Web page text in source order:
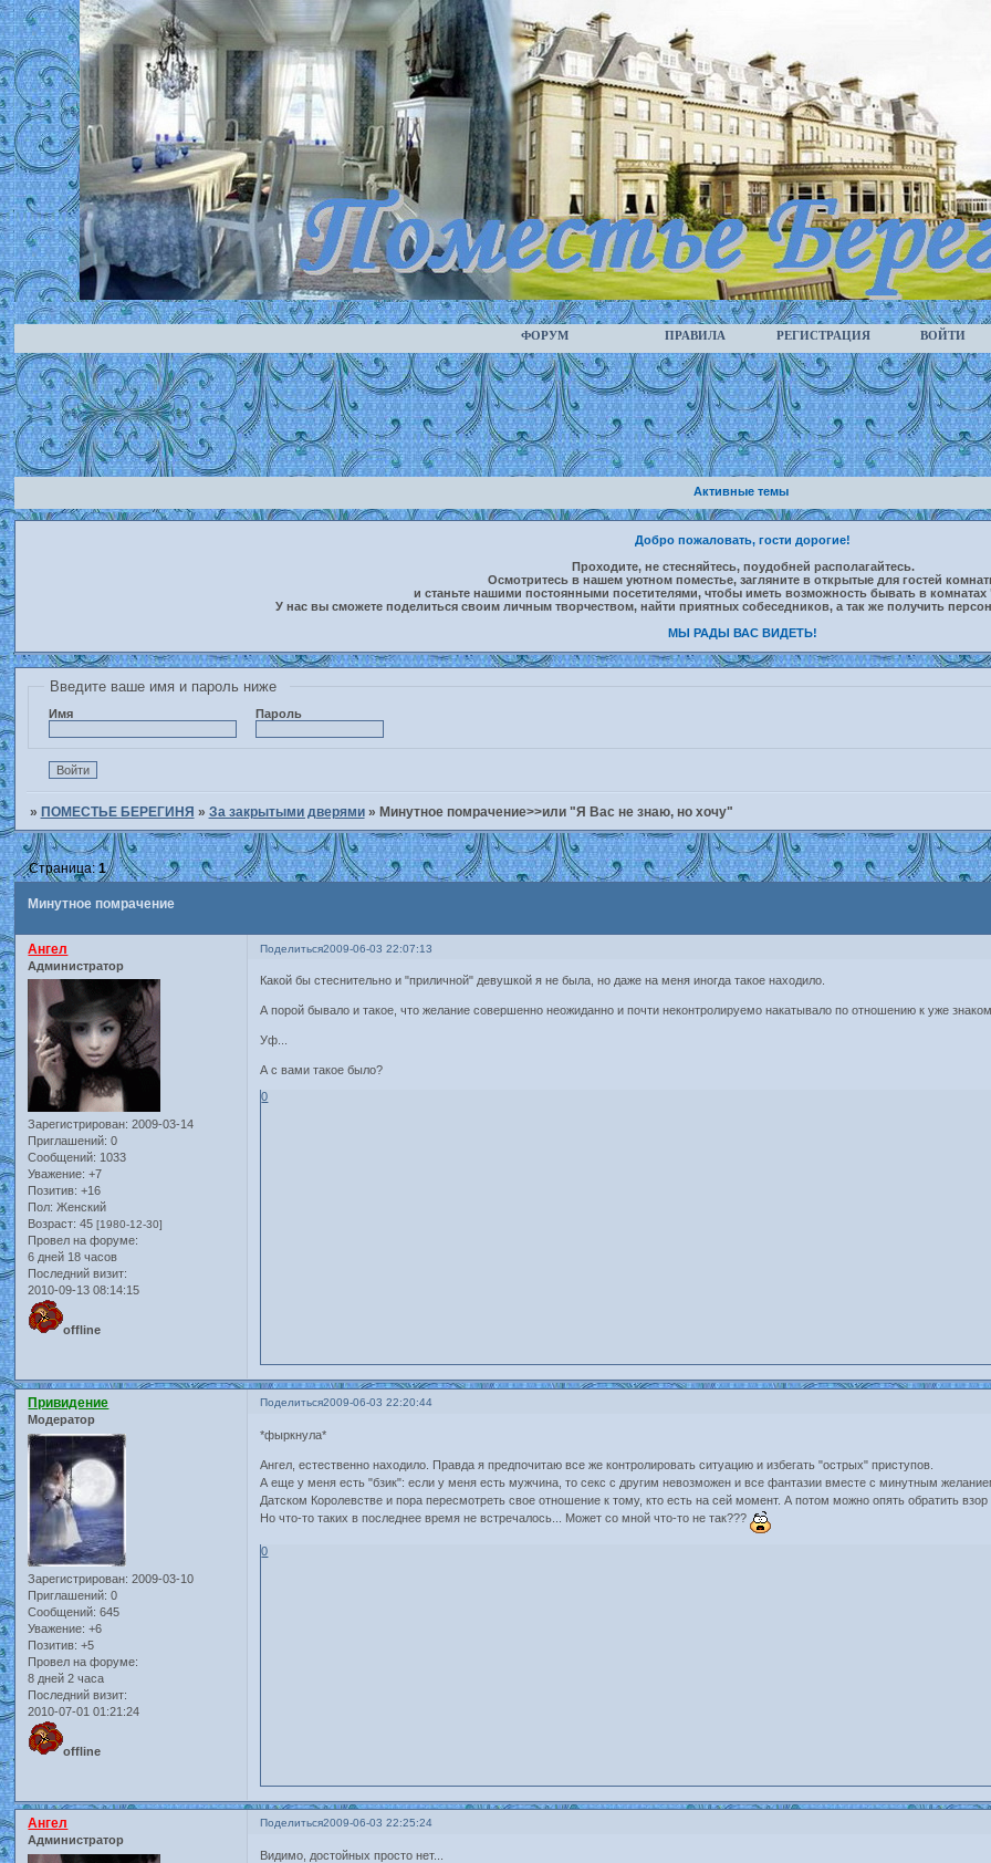
ФОРУМ ПРАВИЛА РЕГИСТРАЦИЯ ВОЙТИ
Активные темы
Добро пожаловать, гости дорогие!
Проходите, не стесняйтесь, поудобней располагайтесь.
Осмотритесь в нашем уютном поместье, загляните в открытые для гостей
и станьте нашими постоянными посетителями, чтобы иметь возможность бывать в комнатах
У нас вы сможете поделиться своим личным творчеством, найти приятных собеседников, а так же получить
МЫ РАДЫ ВАС ВИДЕТЬ!
Введите ваше имя и пароль ниже
Имя Пароль
» ПОМЕСТЬЕ БЕРЕГИНЯ » За закрытыми дверями » Минутное помрачение>>или "Я Вас не знаю, но хочу"
Минутное помрачение
Страница:1
Поделиться2009-06-03 22:07:13
Ангел
Администратор
Зарегистрирован: 2009-03-14
Приглашений: 0
Сообщений: 1033
Уважение: +7
Позитив: +16
Пол: Женский
Возраст: 45[1980-12-30]
Провел на форуме:
6 дней 18 часов
Последний визит:
2010-09-13 08:14:15
offline
Какой бы стеснительно и "приличной" девушкой я не была, но даже на меня иногда такое находило.
А порой бывало и такое, что желание совершенно неожиданно и почти неконтролируемо накатывало по отношению к уже
Уф...
А с вами такое было?
0
Поделиться2009-06-03 22:20:44
Привидение
Модератор
Зарегистрирован: 2009-03-10
Приглашений: 0
Сообщений: 645
Уважение: +6
Позитив: +5
Провел на форуме:
8 дней 2 часа
Последний визит:
2010-07-01 01:21:24
offline
*фыркнула*
Ангел, естественно находило. Правда я предпочитаю все же контролировать ситуацию и избегать "острых" приступов.
А еще у меня есть "бзик": если у меня есть мужчина, то секс с другим невозможен и все фантазии вместе с минутным
Датском Королевстве и пора пересмотреть свое отношение к тому, кто есть на сей момент. А потом можно опять обратить
Но что-то таких в последнее время не встречалось... Может со мной что-то не так???
0
Поделиться2009-06-03 22:25:24
Ангел
Администратор
Видимо, достойных просто нет...